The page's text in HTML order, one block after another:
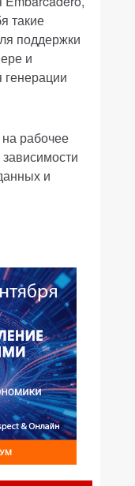
такие
поддержки
и
генерации
рабочее
и